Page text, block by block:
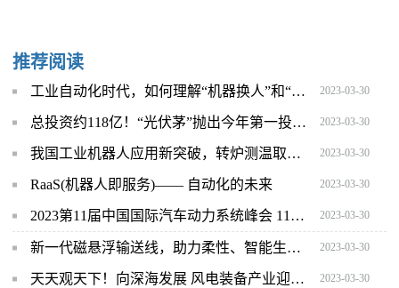
推荐阅读
工业自动化时代，如何理解“机器换人”和“人机协作”_每日精选 2023-03-30
总投资约118亿！“光伏茅”抛出今年第一投！ 环球通讯 2023-03-30
我国工业机器人应用新突破，转炉测温取样机器人正式人投入运行 环球焦点 2023-03-30
RaaS(机器人即服务)—— 自动化的未来 2023-03-30
2023第11届中国国际汽车动力系统峰会 11TH CHINA INTERNATIONAL AUTOMOBILE PROPULSION SYSTEMS SUMMIT 2023 2023-03-30
新一代磁悬浮输送线，助力柔性、智能生产-世界快播 2023-03-30
天天观天下！向深海发展 风电装备产业迎来更多机遇 2023-03-30